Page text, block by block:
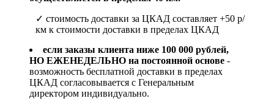
✓ стоимость доставки за ЦКАД составляет +50 р/
км к стоимости доставки в пределах ЦКАД
если заказы клиента ниже 100 000 рублей,
НО ЕЖЕНЕДЕЛЬНО на постоянной основе -
возможность бесплатной доставки в пределах
ЦКАД согласовывается с Генеральным
директором индивидуально.